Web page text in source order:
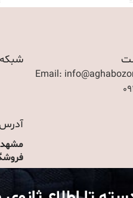
Email:
مشهد،